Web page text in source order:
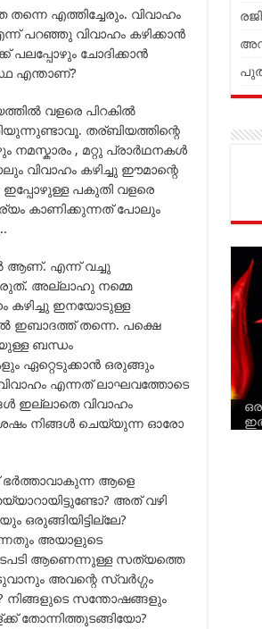
എത്തിച്ചേരും. വിവാഹം
പറഞ്ഞു വിവാഹം കഴിക്കാന്‍
പലപ്പോഴും ചോദിക്കാന്‍
എന്താണ്?
വളരെ പിറകില്‍
തര്ബിയത്തിന്റെ
നമസ്കാരം , മറ്റു പ്രാര്‍ഥനകള്‍
വിവാഹം കഴിച്ചു ഈമാന്റെ
ഇപ്പോഴുള്ള പകുതി വളരെ
കാണിക്കുന്നത് പോലും
ആണ്. എന്ന് വച്ചു
അല്ലാഹു നമ്മെ
കഴിച്ചു ഇനയോടുള്ള
ഇബാദത്ത് തന്നെ. പക്ഷെ
ബന്ധം
ഏറ്റെടുക്കാന്‍ ഒരുങ്ങും
എന്നത് ലാഘവത്തോടെ
ഇല്ലാതെ വിവാഹം
ശേഷം നിങ്ങള്‍ ചെയ്യുന്ന ഓരോ
ഭര്‍ത്താവാകുന്ന ആളെ
അത് വഴി
അയാളുടെ
ആണെന്നുള്ള സത്യത്തെ
അവന്റെ സ്വര്‍ഗ്ഗം
നിങ്ങളുടെ സന്തോഷങ്ങളും
തോന്നിത്തുടങ്ങിയോ?
അറ